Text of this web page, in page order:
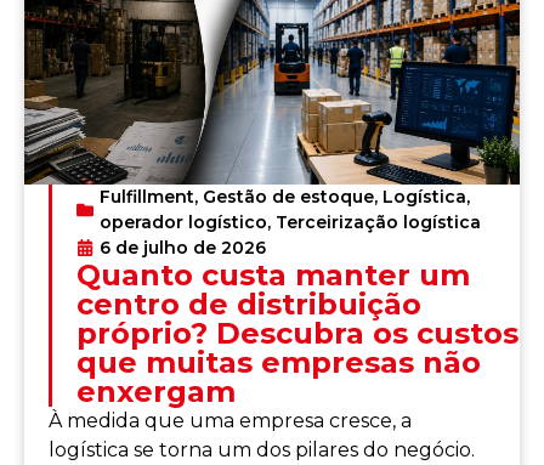
Fulfillment, Gestão de estoque, Logística,
operador logístico, Terceirização logística
6 de julho de 2026
Quanto custa manter um
centro de distribuição
próprio? Descubra os custos
que muitas empresas não
enxergam
À medida que uma empresa cresce, a
logística se torna um dos pilares do negócio.